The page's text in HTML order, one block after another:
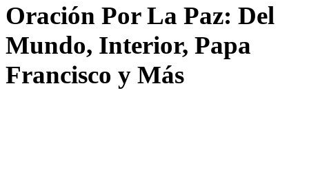
Oración Por La Paz: Del
Mundo, Interior, Papa
Francisco y Más